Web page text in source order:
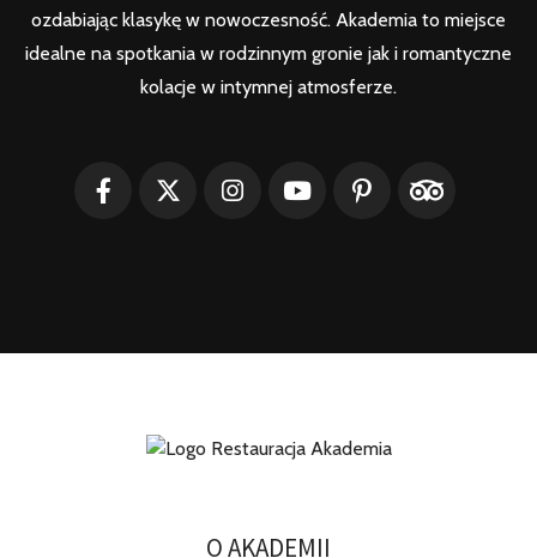
ozdabiając klasykę w nowoczesność. Akademia to miejsce
idealne na spotkania w rodzinnym gronie jak i romantyczne
kolacje w intymnej atmosferze.
O AKADEMII